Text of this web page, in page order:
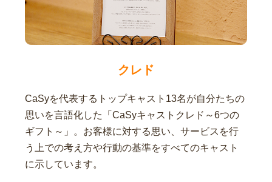
クレド
CaSyを代表するトップキャスト13名が自分たちの
思いを言語化した「CaSyキャストクレド～6つの
ギフト～」。お客様に対する思い、サービスを行
う上での考え方や行動の基準をすべてのキャスト
に示しています。